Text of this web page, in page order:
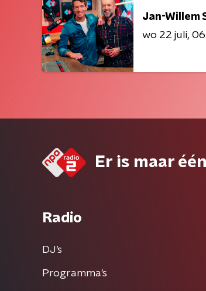
Jan-Willem
wo 22 juli
Er is maar
Radio
DJ’s
Programma's